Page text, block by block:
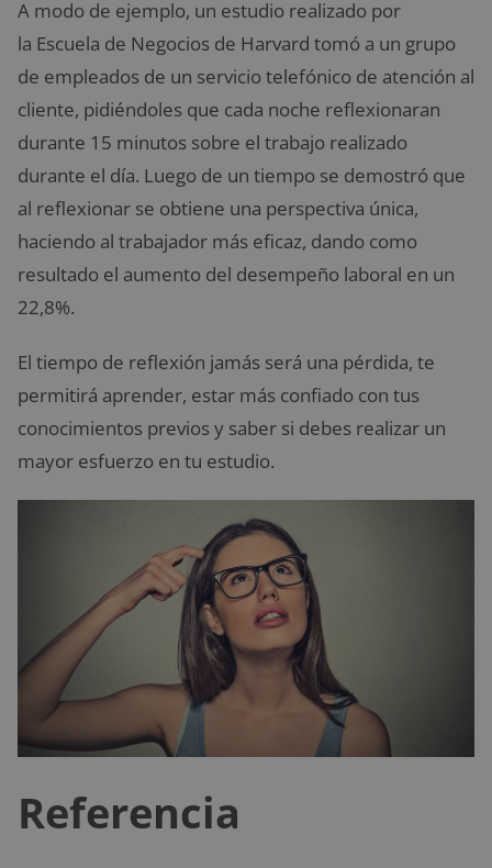
A modo de ejemplo, un estudio realizado por
la Escuela de Negocios de Harvard tomó a un grupo
de empleados de un servicio telefónico de atención al
cliente, pidiéndoles que cada noche reflexionaran
durante 15 minutos sobre el trabajo realizado
durante el día. Luego de un tiempo se demostró que
al reflexionar se obtiene una perspectiva única,
haciendo al trabajador más eficaz, dando como
resultado el aumento del desempeño laboral en un
22,8%.
El tiempo de reflexión jamás será una pérdida, te
permitirá aprender, estar más confiado con tus
conocimientos previos y saber si debes realizar un
mayor esfuerzo en tu estudio.
Referencia